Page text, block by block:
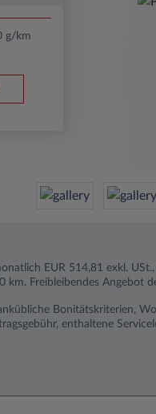
g/km
EUR 514,81 exkl.
km. Freibleibendes Angebot
Bonitätskriterien,
enthaltene